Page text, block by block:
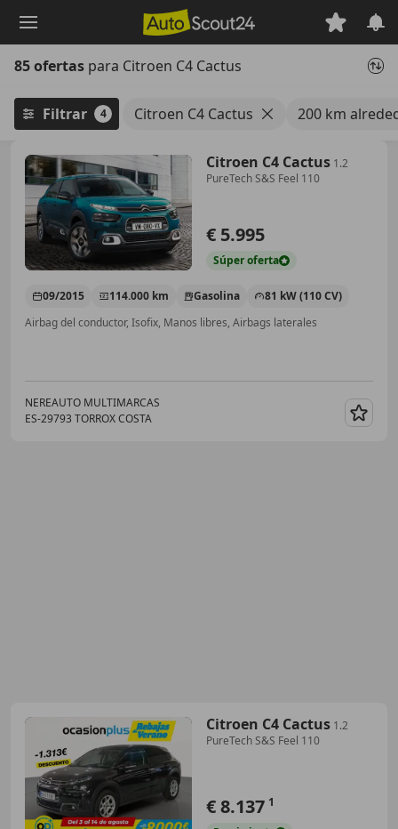
principal
85 ofertas para Citroen C4 Cactus
Filtrar 4 Citroen C4 Cactus 200 km
Citroen C4 Cactus 1.2
PureTech S&S Feel 110
€ 5.995
Súperoferta
09/2015 114.000 km Gasolina
81 kW (110 CV)
Airbag del conductor, Isofix, Manos libres, Airbags laterales
NEREAUTO MULTIMARCAS
ES-29793 TORROX COSTA
Citroen C4 Cactus 1.2
PureTech S&S Feel 110
€ 8.137 1